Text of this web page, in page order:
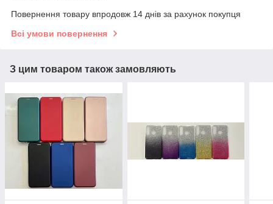
Повернення товару впродовж 14 днів за рахунок покупця
Всі умови повернення
З цим товаром також замовляють